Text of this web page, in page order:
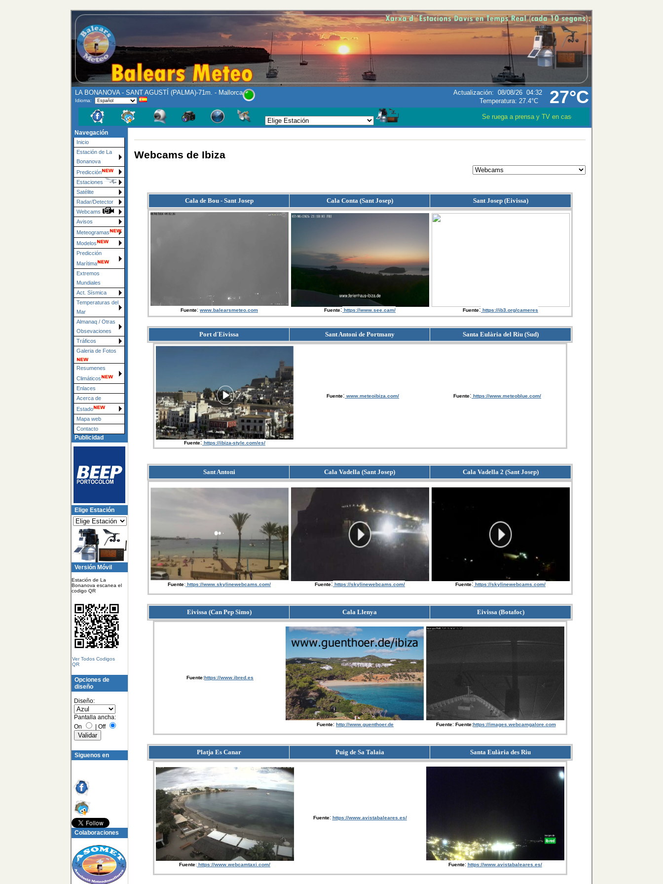
27°C
LA BONANOVA - SANT AGUSTÍ (PALMA)-71m. - Mallorca
Idioma:
Actualización: 08/08/26 04:32
Temperatura: 27.4°C
Se ruega a prensa y TV en caso que utilizen los datos
Navegación
Inicio
Estación de La
Bonanova
Predicción
Estaciones
Satélite
Radar/Detector
Webcams
Avisos
Meteogramas
Modelos
Predicción
Marítima
Extremos
Mundiales
Act. Sísmica
Temperaturas del
Mar
Almanaq / Otras
Obsevaciones
Tráficos
Galeria de Fotos
Resumenes
Climáticos
Enlaces
Acerca de
Estado
Mapa web
Contacto
Publicidad
Elige Estación
Versión Móvil
Estación de La
Bonanova escanea el
codigo QR
Ver Todos Codigos
QR
Opciones de
diseño
Diseño:
Pantalla ancha:
On
Off
Siguenos en
Colaboraciones
Webcams de Ibiza
Cala de Bou - Sant Josep Cala Conta (Sant Josep) Sant Josep (Eivissa)
Fuente: www.balearsmeteo.com Fuente: https://www.see.cam/ Fuente: https://ib3.org/cameres
Port d´Eivissa Sant Antoni de Portmany Santa Eulària del Riu (Sud)
Fuente: https://ibiza-style.com/es/
Fuente: www.meteoibiza.com/ Fuente: https://www.meteoblue.com/
Sant Antoni Cala Vadella (Sant Josep) Cala Vadella 2 (Sant Josep)
Fuente: https://www.skylinewebcams.com/ Fuente: https://skylinewebcams.com/ Fuente: https://skylinewebcams.com/
Eivissa (Can Pep Simo) Cala Llenya Eivissa (Botafoc)
Fuente:https://www.ibred.es
Fuente: http://www.guenthoer.de Fuente: Fuente:https://images.webcamgalore.com
Platja Es Canar Puig de Sa Talaia Santa Eulària des Riu
Fuente: https://www.webcamtaxi.com/
Fuente: https://www.avistabaleares.es/
Fuente: https://www.avistabaleares.es/